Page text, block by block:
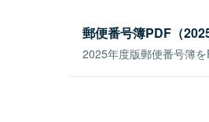
郵便番号簿PDF（
2025年度版郵便番号簿を